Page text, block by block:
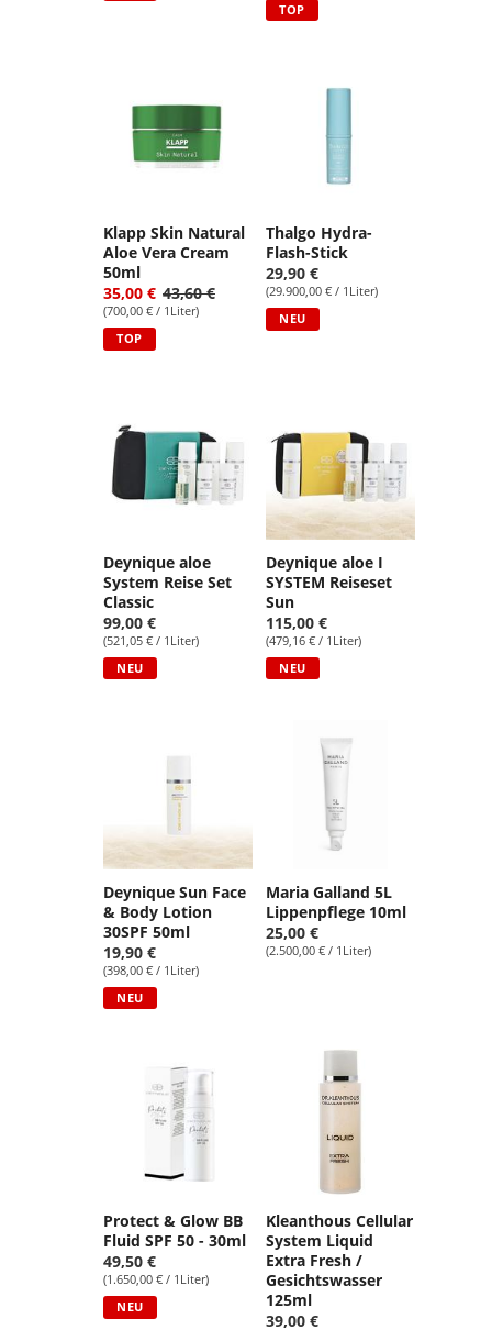
TOP
Klapp Skin Natural
Aloe Vera Cream
50ml
35,00 € 43,60 €
(700,00 € / 1Liter)
TOP
Thalgo Hydra-
Flash-Stick
29,90 €
(29.900,00 € / 1Liter)
NEU
Deynique aloe
System Reise Set
Classic
99,00 €
(521,05 € / 1Liter)
NEU
Deynique aloe I
SYSTEM Reiseset
Sun
115,00 €
(479,16 € / 1Liter)
NEU
Deynique Sun Face
& Body Lotion
30SPF 50ml
19,90 €
(398,00 € / 1Liter)
NEU
Maria Galland 5L
Lippenpflege 10ml
25,00 €
(2.500,00 € / 1Liter)
Protect & Glow BB
Fluid SPF 50 - 30ml
49,50 €
(1.650,00 € / 1Liter)
NEU
Kleanthous Cellular
System Liquid
Extra Fresh /
Gesichtswasser
125ml
39,00 €